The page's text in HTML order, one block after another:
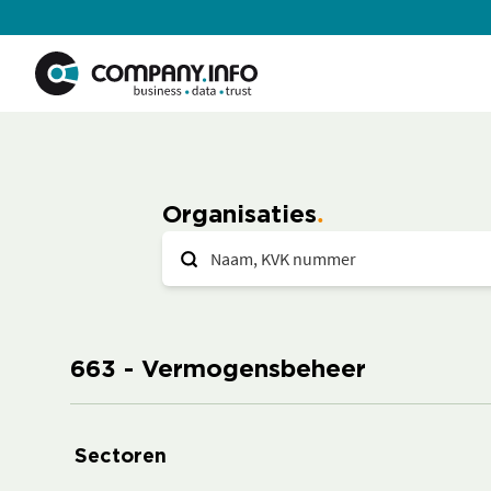
Organisaties
663 - Vermogensbeheer
Sectoren